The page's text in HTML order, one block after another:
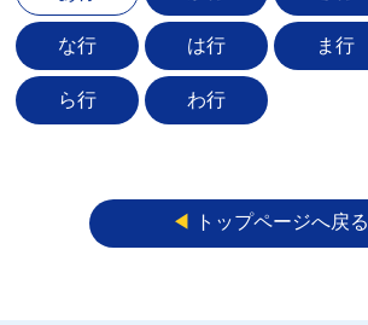
な行 は行 ま行
ら行 わ行
◀︎ トップページへ戻る